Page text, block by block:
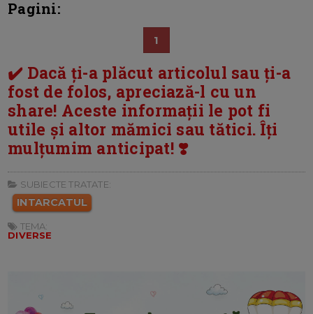
Pagini:
1
✔️ Dacă ți-a plăcut articolul sau ți-a
fost de folos, apreciază-l cu un
share! Aceste informații le pot fi
utile și altor mămici sau tătici. Îți
mulțumim anticipat! ❣️
SUBIECTE TRATATE:
INTARCATUL
TEMA:
DIVERSE